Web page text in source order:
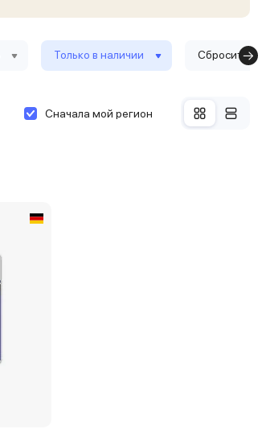
Только в наличии Сбросить
Сначала мой регион